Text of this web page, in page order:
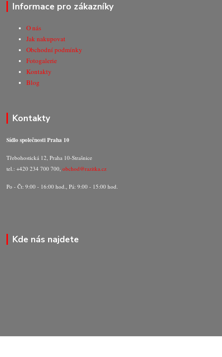
Informace pro zákazníky
O nás
Jak nakupovat
Obchodní podmínky
Fotogalerie
Kontakty
Blog
Kontakty
Sídlo společnosti Praha 10
Třebohostická 12, Praha 10-Strašnice
tel.: +420 234 700 700,obchod@razitka.cz
Po - Čt: 9:00 - 16:00 hod., Pá: 9:00 - 15:00 hod.
Kde nás najdete